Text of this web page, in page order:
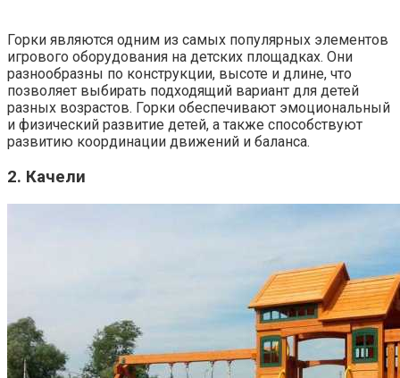
Горки являются одним из самых популярных элементов
игрового оборудования на детских площадках. Они
разнообразны по конструкции, высоте и длине, что
позволяет выбирать подходящий вариант для детей
разных возрастов. Горки обеспечивают эмоциональный
и физический развитие детей, а также способствуют
развитию координации движений и баланса.
2. Качели